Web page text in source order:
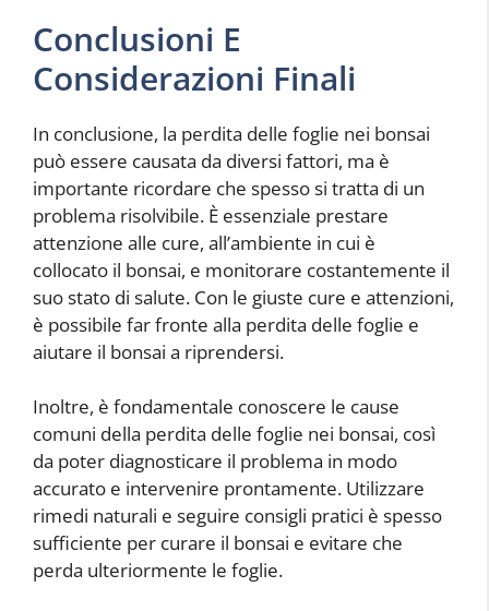
Conclusioni E
Considerazioni Finali
In conclusione, la perdita delle foglie nei bonsai
può essere causata da diversi fattori, ma è
importante ricordare che spesso si tratta di un
problema risolvibile. È essenziale prestare
attenzione alle cure, all’ambiente in cui è
collocato il bonsai, e monitorare costantemente il
suo stato di salute. Con le giuste cure e attenzioni,
è possibile far fronte alla perdita delle foglie e
aiutare il bonsai a riprendersi.
Inoltre, è fondamentale conoscere le cause
comuni della perdita delle foglie nei bonsai, così
da poter diagnosticare il problema in modo
accurato e intervenire prontamente. Utilizzare
rimedi naturali e seguire consigli pratici è spesso
sufficiente per curare il bonsai e evitare che
perda ulteriormente le foglie.